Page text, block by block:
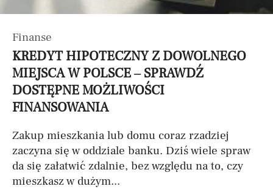
Finanse
KREDYT HIPOTECZNY Z DOWOLNEGO
MIEJSCA W POLSCE – SPRAWDŹ
DOSTĘPNE MOŻLIWOŚCI
FINANSOWANIA
Zakup mieszkania lub domu coraz rzadziej
zaczyna się w oddziale banku. Dziś wiele spraw
da się załatwić zdalnie, bez względu na to, czy
mieszkasz w dużym...